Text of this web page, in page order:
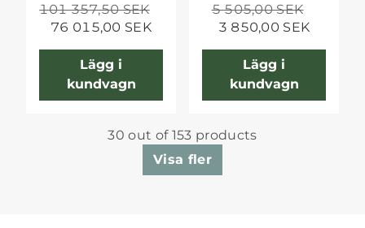
101 357,50 SEK
76 015,00 SEK
Lägg i
kundvagn
5 505,00 SEK
3 850,00 SEK
Lägg i
kundvagn
30 out of 153 products
Visa fler